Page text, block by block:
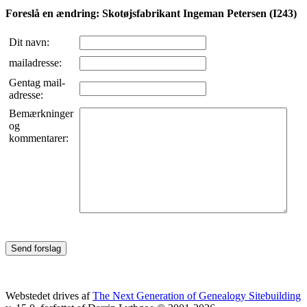
Foreslå en ændring: Skotøjsfabrikant Ingeman Petersen (I243)
Dit navn:
mailadresse:
Gentag mail-
adresse:
Bemærkninger
og
kommentarer:
Webstedet drives afThe Next Generation of Genealogy Sitebuilding